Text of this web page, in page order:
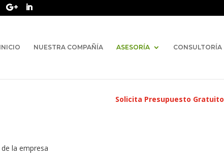
INICIO NUESTRA COMPAÑÍA ASESORÍA CONSULTORÍA
Solicita Presupuesto Gratuito
la empresa